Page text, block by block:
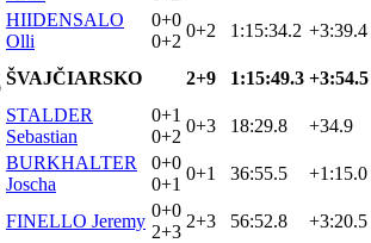
HIIDENSALO
Olli
0+0
0+2
0+2 1:15:34.2 +3:39.4
ŠVAJČIARSKO 2+9 1:15:49.3 +3:54.5
STALDER
Sebastian
0+1
0+2
0+3 18:29.8 +34.9
BURKHALTER
Joscha
0+0
0+1
0+1 36:55.5 +1:15.0
FINELLO Jeremy
0+0
2+3
2+3 56:52.8 +3:20.5